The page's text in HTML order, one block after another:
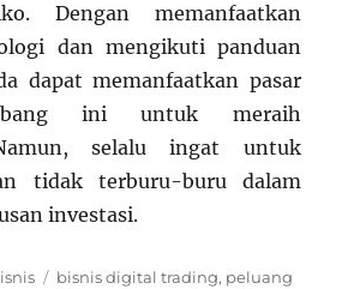
Dengan memanfaatkan
dan mengikuti panduan
dapat memanfaatkan pasar
ini untuk meraih
selalu ingat untuk
tidak terburu-buru dalam
investasi.
Tags
bisnis digital trading, peluang